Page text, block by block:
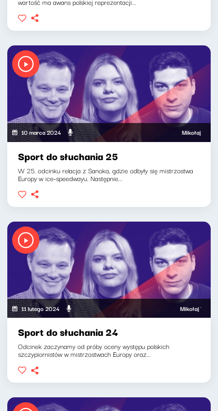
10 marca 2024 Mikołaj
Sport do słuchania 25
W 25. odcinku relacja z Sanoka, gdzie odbyły się mistrzostwa
Europy w ice-speedwayu. Następnie...
11 lutego 2024 Mikołaj
Sport do słuchania 24
Odcinek zaczynamy od próby oceny występu polskich
szczypiornistów w mistrzostwach Europy oraz...